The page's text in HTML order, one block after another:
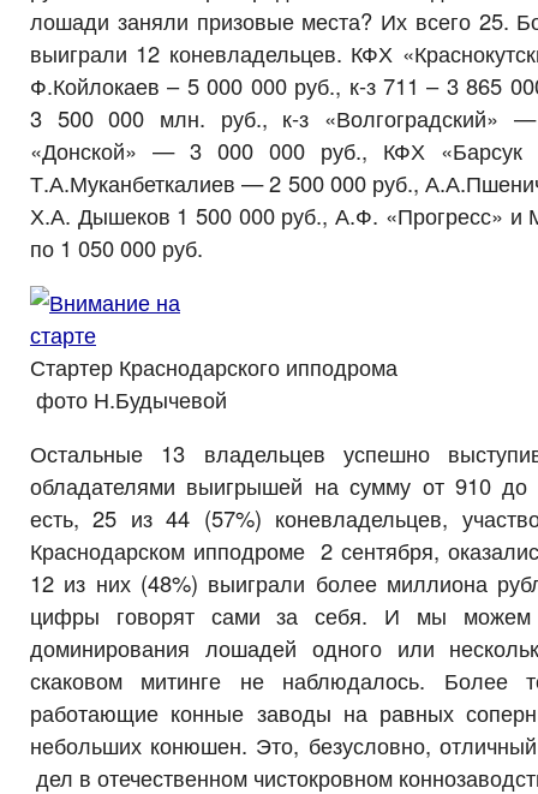
лошади заняли призовые места? Их всего 25.
выиграли 12 коневладельцев. КФХ
Ф.Койлокаев – 5 000 000 руб., к-з 711 – 3 865
3 500 000 млн. руб., к-з «Волгоградский»
«Донской» — 3 000 000 руб., КФХ
Т.А.Муканбеткалиев — 2 500 000 руб.,
Х.А. Дышеков 1 500 000 руб., А.Ф. «Прогресс»
по 1 050 000 руб.
Стартер Краснодарского ипподрома
фото Н.Будычевой
Остальные 13 владельцев успешно
обладателями выигрышей на сумму от 910 до
есть, 25 из 44 (57%) коневладельцев,
Краснодарском ипподроме 2 сентября,
12 из них (48%) выиграли более миллиона
цифры говорят сами за себя. И мы можем
доминирования лошадей одного или
скаковом митинге не наблюдалось. Более
работающие конные заводы на равных
небольших конюшен. Это, безусловно, отличный
дел в отечественном чистокровном